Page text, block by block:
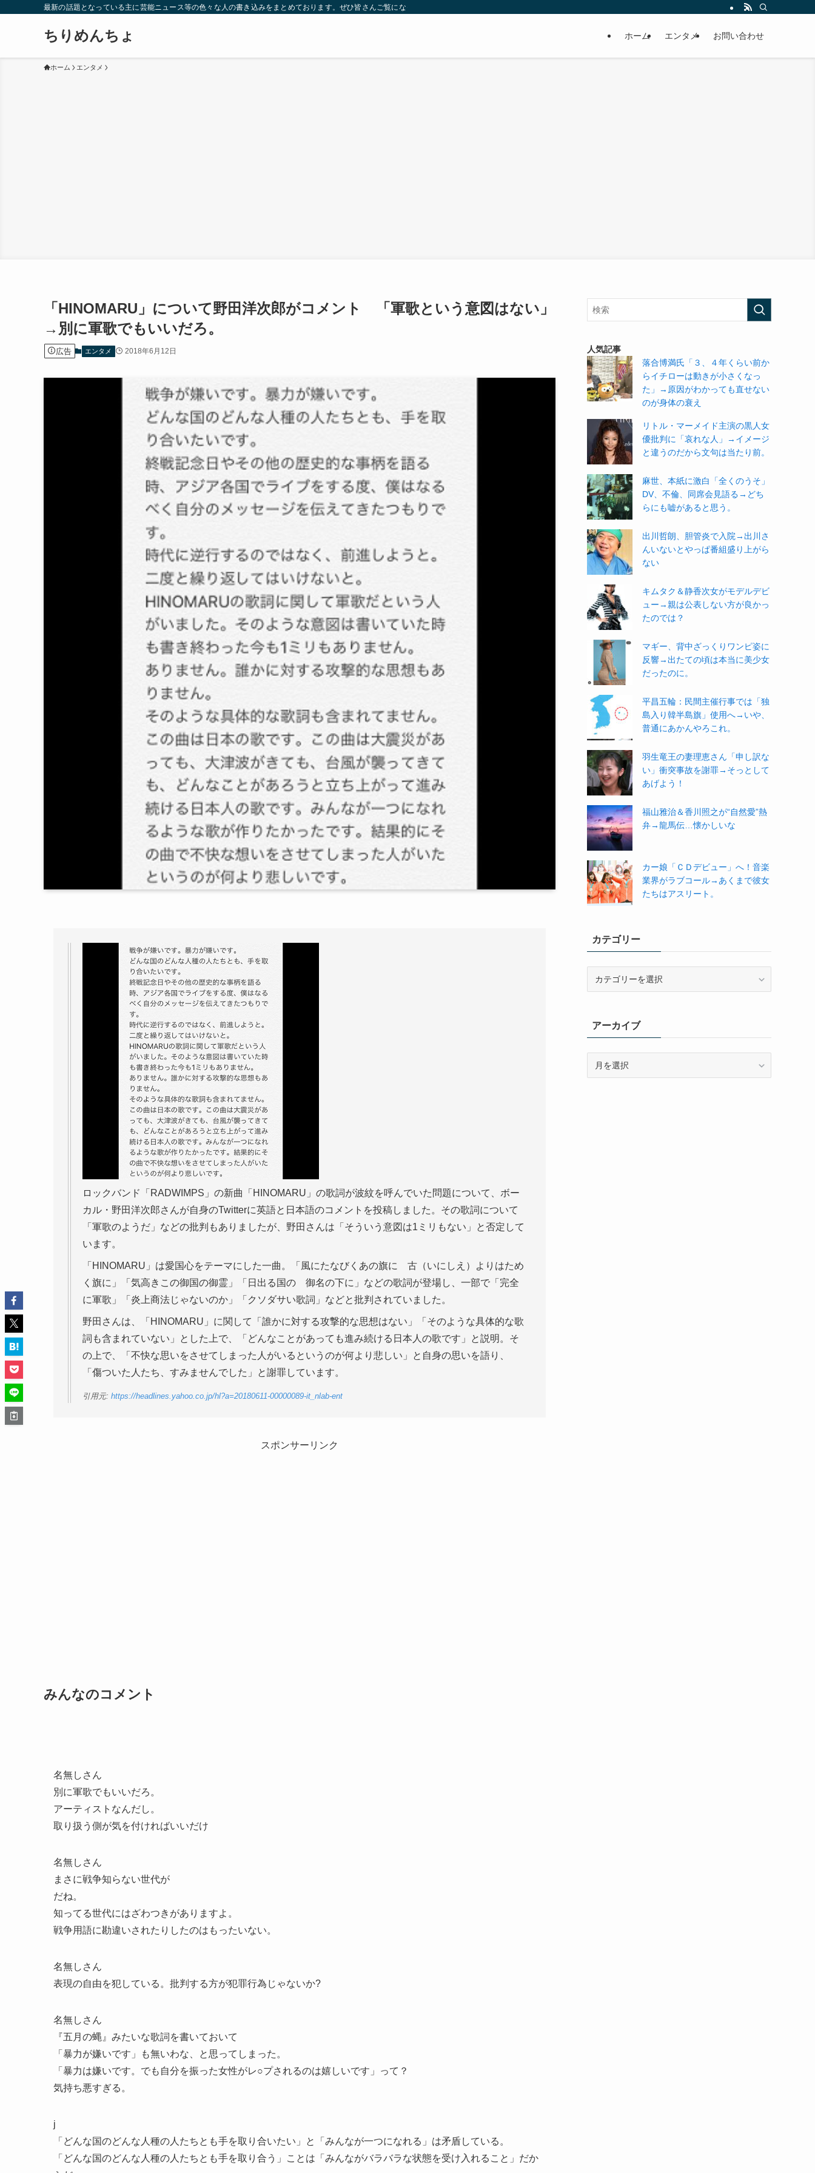
最新の話題となっている主に芸能ニュース等の色々な人の書き込みをまとめております。ぜひ皆さんご覧になっていってください。
ちりめんちょ ホーム エンタメ お問い合わせ
ホーム エンタメ
「HINOMARU」について野田洋次郎がコメント 「軍歌という意図はない」
→別に軍歌でもいいだろ。
広告 エンタメ 2018年6月12日
ロックバンド「RADWIMPS」の新曲「HINOMARU」の歌詞が波紋を呼んでいた問題について、ボー
カル・野田洋次郎さんが自身のTwitterに英語と日本語のコメントを投稿しました。その歌詞について
「軍歌のようだ」などの批判もありましたが、野田さんは「そういう意図は1ミリもない」と否定して
います。
「HINOMARU」は愛国心をテーマにした一曲。「風にたなびくあの旗に 古（いにしえ）よりはため
く旗に」「気高きこの御国の御霊」「日出る国の 御名の下に」などの歌詞が登場し、一部で「完全
に軍歌」「炎上商法じゃないのか」「クソダサい歌詞」などと批判されていました。
野田さんは、「HINOMARU」に関して「誰かに対する攻撃的な思想はない」「そのような具体的な歌
詞も含まれていない」とした上で、「どんなことがあっても進み続ける日本人の歌です」と説明。そ
の上で、「不快な思いをさせてしまった人がいるというのが何より悲しい」と自身の思いを語り、
「傷ついた人たち、すみませんでした」と謝罪しています。
引用元: https://headlines.yahoo.co.jp/hl?a=20180611-00000089-it_nlab-ent
スポンサーリンク
みんなのコメント
名無しさん
別に軍歌でもいいだろ。
アーティストなんだし。
取り扱う側が気を付ければいいだけ
名無しさん
まさに戦争知らない世代が
だね。
知ってる世代にはざわつきがありますよ。
戦争用語に勘違いされたりしたのはもったいない。
名無しさん
表現の自由を犯している。批判する方が犯罪行為じゃないか?
名無しさん
『五月の蝿』みたいな歌詞を書いておいて
「暴力が嫌いです」も無いわな、と思ってしまった。
「暴力は嫌いです。でも自分を振った女性がレ○プされるのは嬉しいです」って？
気持ち悪すぎる。
j
「どんな国のどんな人種の人たちとも手を取り合いたい」と「みんなが一つになれる」は矛盾している。
「どんな国のどんな人種の人たちとも手を取り合う」ことは「みんながバラバラな状態を受け入れること」だか
人気記事
落合博満氏「３、４年くらい前か
らイチローは動きが小さくなっ
た」→原因がわかっても直せない
のが身体の衰え
リトル・マーメイド主演の黒人女
優批判に「哀れな人」→イメージ
と違うのだから文句は当たり前。
麻世、本紙に激白「全くのうそ」
DV、不倫、同席会見語る→どち
らにも嘘があると思う。
出川哲朗、胆管炎で入院→出川さ
んいないとやっぱ番組盛り上がら
ない
キムタク＆静香次女がモデルデビ
ュー→親は公表しない方が良かっ
たのでは？
マギー、背中ざっくりワンピ姿に
反響→出たての頃は本当に美少女
だったのに。
平昌五輪：民間主催行事では「独
島入り韓半島旗」使用へ→いや、
普通にあかんやろこれ。
羽生竜王の妻理恵さん「申し訳な
い」衝突事故を謝罪→そっとして
あげよう！
福山雅治＆香川照之が“自然愛”熱
弁→龍馬伝…懐かしいな
カー娘「ＣＤデビュー」へ！音楽
業界がラブコール→あくまで彼女
たちはアスリート。
カテゴリー
ーアーカイブ